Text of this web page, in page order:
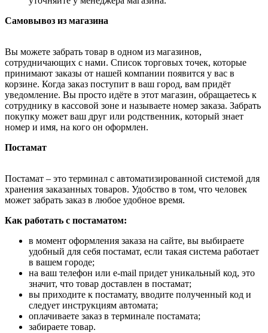
Самовывоз из магазина
Вы можете забрать товар в одном из магазинов,
сотрудничающих с нами. Список торговых точек, которые
принимают заказы от нашей компании появится у вас в
корзине. Когда заказ поступит в ваш город, вам придёт
уведомление. Вы просто идёте в этот магазин, обращаетесь к
сотруднику в кассовой зоне и называете номер заказа. Забрать
покупку может ваш друг или родственник, который знает
номер и имя, на кого он оформлен.
Постамат
Постамат – это терминал с автоматизированной системой для
хранения заказанных товаров. Удобство в том, что человек
может забрать заказ в любое удобное время.
Как работать с постаматом:
в момент оформления заказа на сайте, вы выбираете
удобный для себя постамат, если такая система работает
в вашем городе;
на ваш телефон или e-mail придет уникальный код, это
значит, что товар доставлен в постамат;
вы приходите к постамату, вводите полученный код и
следует инструкциям автомата;
оплачиваете заказ в терминале постамата;
забираете товар.